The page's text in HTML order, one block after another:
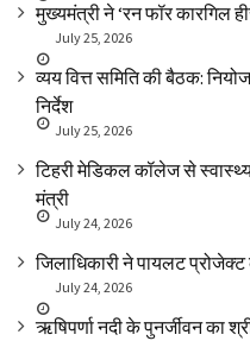
मुख्यमंत्री ने ‘रन फॉर कारगिल
July 25, 2026
व्यय वित्त समिति की बैठक:
निर्देश
July 25, 2026
टिहरी मेडिकल कॉलेज से
मंत्री
July 24, 2026
जिलाधिकारी ने पायलट
July 24, 2026
ऋषिपर्णा नदी के पुनर्जीवन का